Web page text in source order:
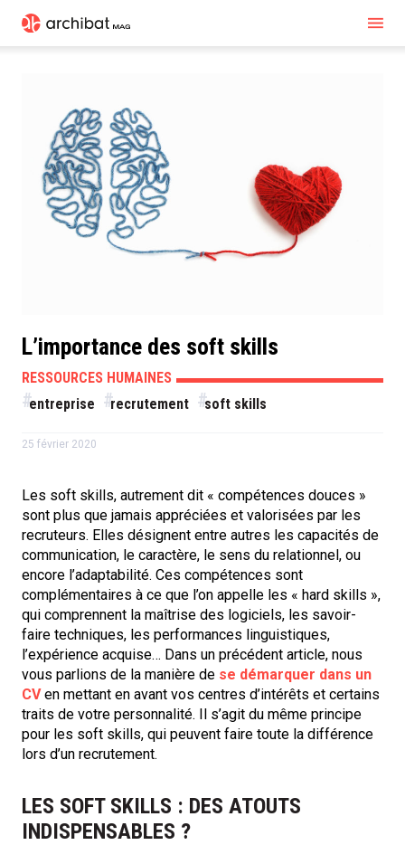
L’importance des soft skills
RESSOURCES HUMAINES
entreprise
recrutement soft skills
25 février 2020
Les soft skills, autrement dit « compétences douces »
sont plus que jamais appréciées et valorisées par les
recruteurs. Elles désignent entre autres les capacités de
communication, le caractère, le sens du relationnel, ou
encore l’adaptabilité. Ces compétences sont
complémentaires à ce que l’on appelle les « hard skills »,
qui comprennent la maîtrise des logiciels, les savoir-
faire techniques, les performances linguistiques,
l’expérience acquise… Dans un précédent article, nous
vous parlions de la manière de se démarquer dans un
CVen mettant en avant vos centres d’intérêts et certains
traits de votre personnalité. Il s’agit du même principe
pour les soft skills, qui peuvent faire toute la différence
lors d’un recrutement.
LES SOFT SKILLS : DES ATOUTS
INDISPENSABLES ?